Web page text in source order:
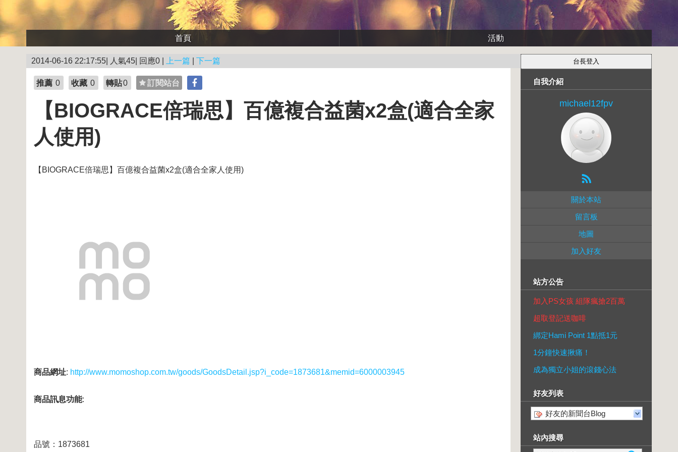
首頁 活動
2014-06-16 22:17:55| 人氣45| 回應0 | 上一篇 下一篇
推薦 0 收藏 0 轉貼0 訂閱站台
【BIOGRACE倍瑞思】百億複合益菌x2盒(適合全家
人使用)
【BIOGRACE倍瑞思】百億複合益菌x2盒(適合全家人使用)
商品網址: http://www.momoshop.com.tw/goods/GoodsDetail.jsp?i_code=1873681&memid=6000003945
商品訊息功能:
品號：1873681
自我介紹
michael12fpv
關於本站
留言板
地圖
加入好友
站方公告
加入PS女孩 組隊瘋搶2百萬
超取登記送咖啡
綁定Hami Point 1點抵1元
1分鐘快速揪痛！
成為獨立小姐的滾錢心法
好友列表
好友的新聞台Blog
站內搜尋